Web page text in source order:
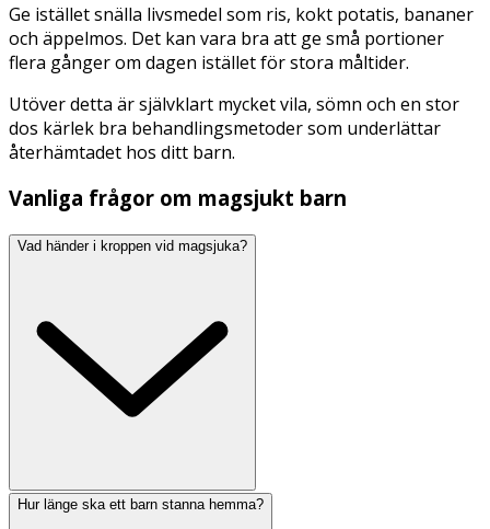
Ge istället snälla livsmedel som ris, kokt potatis, bananer
och äppelmos. Det kan vara bra att ge små portioner
flera gånger om dagen istället för stora måltider.
Utöver detta är självklart mycket vila, sömn och en stor
dos kärlek bra behandlingsmetoder som underlättar
återhämtadet hos ditt barn.
Vanliga frågor om magsjukt barn
Vad händer i kroppen vid magsjuka?
Hur länge ska ett barn stanna hemma?